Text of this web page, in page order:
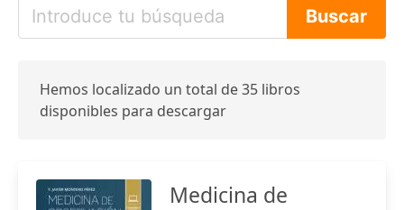
Hemos localizado un total de 35 libros
disponibles para descargar
Medicina de